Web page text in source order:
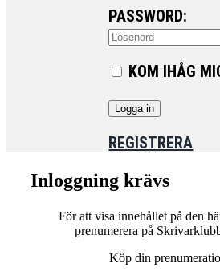
PASSWORD:
KOM IHÅG
REGISTRERA
Inloggning krävs
För att visa innehållet på den
prenumerera på
Köp din